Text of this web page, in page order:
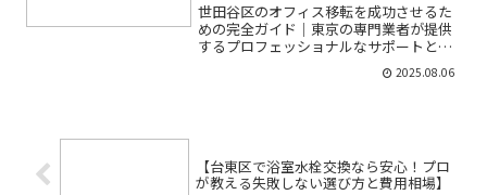
世田谷区のオフィス移転を成功させるた
めの完全ガイド｜東京の専門業者が提供
するプロフェッショナルなサポートとは
オフィス移転は、多くの企業にとって大
きな転機となるイベントです。しかし、
2025.08.06
【台東区で浴室水栓交換なら安心！プロ
が教える失敗しない選び方と費用相場】